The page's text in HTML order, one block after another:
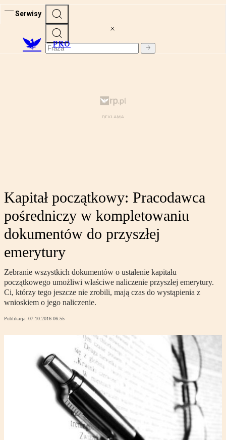
Serwisy
PRO
Kapitał początkowy: Pracodawca
pośredniczy w kompletowaniu
dokumentów do przyszłej
emerytury
Zebranie wszystkich dokumentów o ustalenie kapitału
początkowego umożliwi właściwe naliczenie przyszłej emerytury.
Ci, którzy tego jeszcze nie zrobili, mają czas do wystąpienia z
wnioskiem o jego naliczenie.
Publikacja: 07.10.2016 06:55